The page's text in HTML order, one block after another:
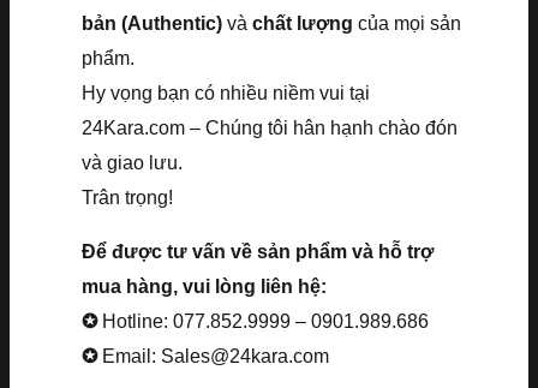
bản (Authentic) và chất lượng của mọi sản
phẩm.
Hy vọng bạn có nhiều niềm vui tại
24Kara.com – Chúng tôi hân hạnh chào đón
và giao lưu.
Trân trọng!
Để được tư vấn về sản phẩm và hỗ trợ
mua hàng, vui lòng liên hệ:
✪ Hotline: 077.852.9999 – 0901.989.686
✪ Email: Sales@24kara.com